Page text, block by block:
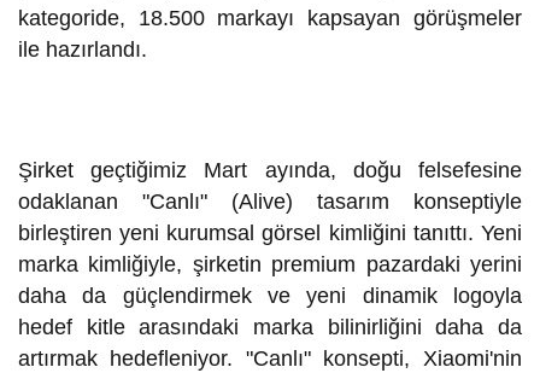
kategoride, 18.500 markayı kapsayan görüşmeler
ile hazırlandı.
Şirket geçtiğimiz Mart ayında, doğu felsefesine
odaklanan "Canlı" (Alive) tasarım konseptiyle
birleştiren yeni kurumsal görsel kimliğini tanıttı. Yeni
marka kimliğiyle, şirketin premium pazardaki yerini
daha da güçlendirmek ve yeni dinamik logoyla
hedef kitle arasındaki marka bilinirliğini daha da
artırmak hedefleniyor. "Canlı" konsepti, Xiaomi'nin